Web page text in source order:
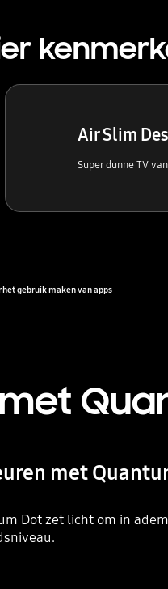
Air Slim
Super dunne TV
gebruik maken van apps
met
Dot zet licht om in